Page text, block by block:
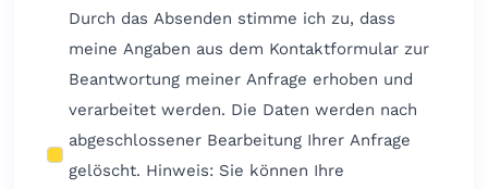
Durch das Absenden stimme ich zu, dass
meine Angaben aus dem Kontaktformular zur
Beantwortung meiner Anfrage erhoben und
verarbeitet werden. Die Daten werden nach
abgeschlossener Bearbeitung Ihrer Anfrage
gelöscht. Hinweis: Sie können Ihre